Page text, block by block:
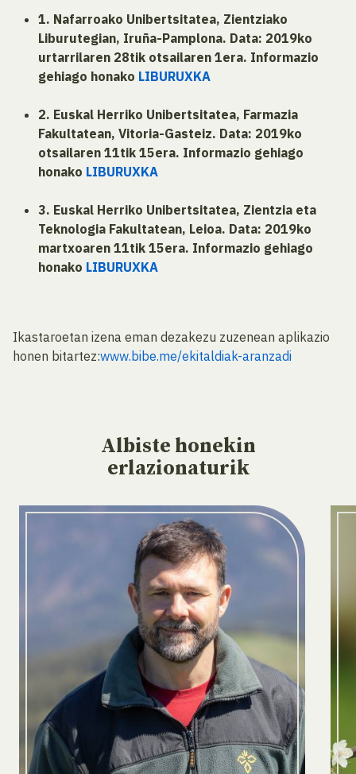
1. Nafarroako Unibertsitatea, Zientziako
Liburutegian, Iruña-Pamplona. Data: 2019ko
urtarrilaren 28tik otsailaren 1era. Informazio
gehiago honako LIBURUXKA
2. Euskal Herriko Unibertsitatea, Farmazia
Fakultatean, Vitoria-Gasteiz. Data: 2019ko
otsailaren 11tik 15era. Informazio gehiago
honako LIBURUXKA
3. Euskal Herriko Unibertsitatea, Zientzia eta
Teknologia Fakultatean, Leioa. Data: 2019ko
martxoaren 11tik 15era. Informazio gehiago
honako LIBURUXKA
Ikastaroetan izena eman dezakezu zuzenean aplikazio
honen bitartez:www.bibe.me/ekitaldiak-aranzadi
Albiste honekin
erlazionaturik